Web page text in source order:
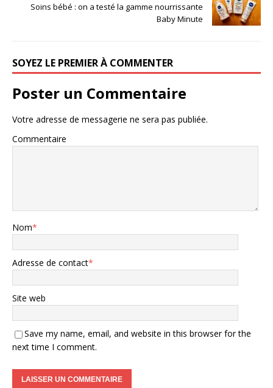
Soins bébé : on a testé la gamme nourrissante
Baby Minute
SOYEZ LE PREMIER À COMMENTER
Poster un Commentaire
Votre adresse de messagerie ne sera pas publiée.
Commentaire
Nom*
Adresse de contact*
Site web
Save my name, email, and website in this browser for the
next time I comment.